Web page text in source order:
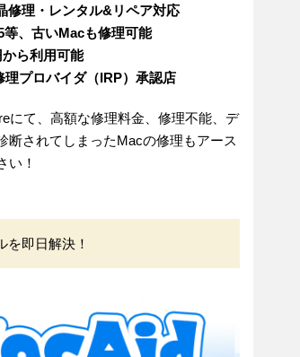
理・レンタル&リペア対応
、古いMacも修理可能
ら利用可能
プロバイダ（IRP）承認店
にて、高額な修理料金、修理不能、デ
断されてしまったMacの修理もアース
い！
を即日解決！